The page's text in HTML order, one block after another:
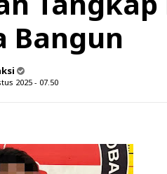
Bangun
2025 - 07.50